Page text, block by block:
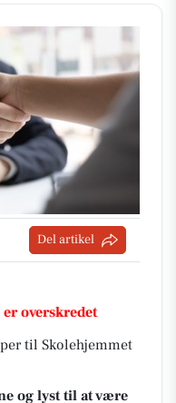
Del artikel
overskredet
til Skolehjemmet
og lyst til at være